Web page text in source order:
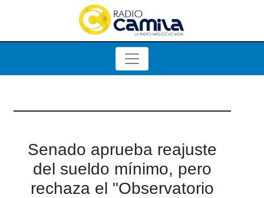
Senado aprueba reajuste
del sueldo mínimo, pero
rechaza el "Observatorio